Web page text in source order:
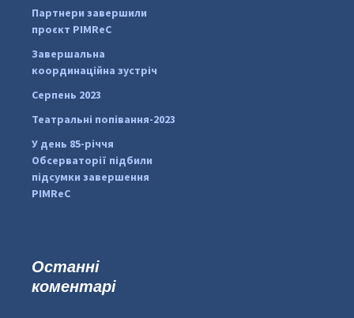
pimrec_project
Партнери завершили
проєкт PIMReC
Завершальна
координаційна зустріч
Серпень 2023
Театральні попівання-2023
У день 85-річчя
Обсерваторії підбили
підсумки завершення
PIMReC
Останні
коментарі